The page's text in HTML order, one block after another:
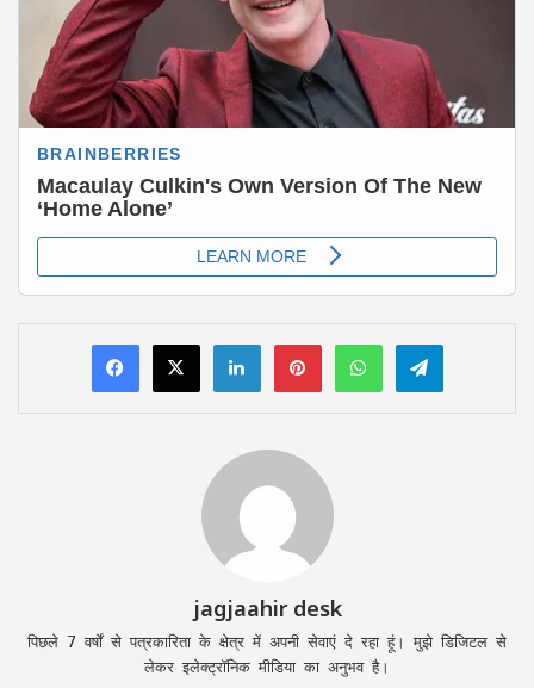
LinkedInPinterestWhatsAppTelegram
jagjaahir desk
पिछले 7 वर्षों से पत्रकारिता के क्षेत्र में अपनी सेवाएं दे रहा हूं। मुझे डिजिटल से
लेकर इलेक्ट्रॉनिक मीडिया का अनुभव है।